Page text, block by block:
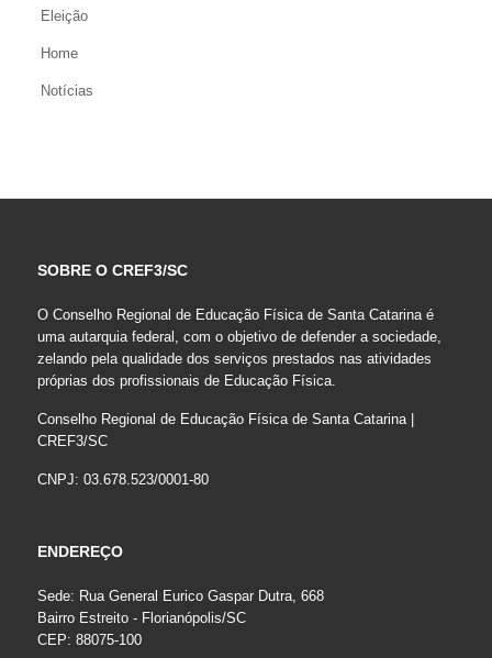
Eleição
Home
Notícias
SOBRE O CREF3/SC
O Conselho Regional de Educação Física de Santa Catarina é
uma autarquia federal, com o objetivo de defender a sociedade,
zelando pela qualidade dos serviços prestados nas atividades
próprias dos profissionais de Educação Física.
Conselho Regional de Educação Física de Santa Catarina |
CREF3/SC
CNPJ: 03.678.523/0001-80
ENDEREÇO
Sede: Rua General Eurico Gaspar Dutra, 668
Bairro Estreito - Florianópolis/SC
CEP: 88075-100